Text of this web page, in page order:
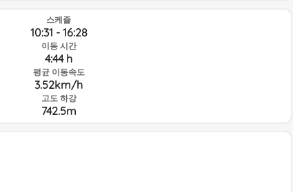
스케쥴
10:31 - 16:28
이동 시간
4:44 h
평균 이동속도
3.52km/h
고도 하강
742.5m